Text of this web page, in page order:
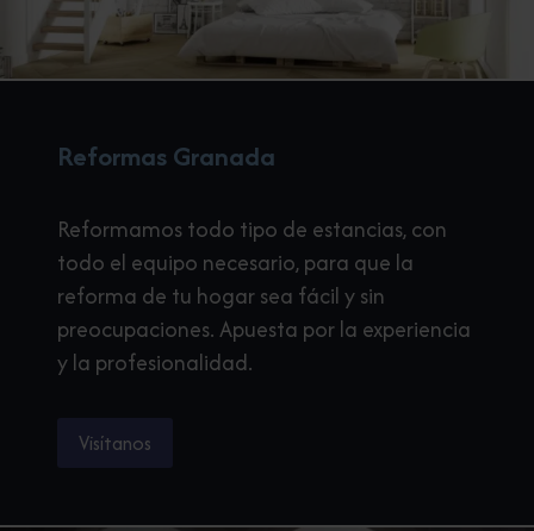
Reformas Granada
Reformamos todo tipo de estancias, con
todo el equipo necesario, para que la
reforma de tu hogar sea fácil y sin
preocupaciones. Apuesta por la experiencia
y la profesionalidad.
Visítanos